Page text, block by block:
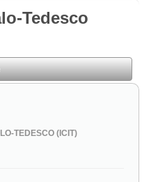
Tedesco
TEDESCO (ICIT)